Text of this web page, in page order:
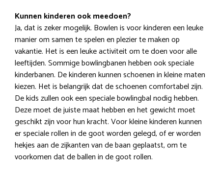
Kunnen kinderen ook meedoen?
Ja, dat is zeker mogelijk. Bowlen is voor kinderen een leuke
manier om samen te spelen en plezier te maken op
vakantie. Het is een leuke activiteit om te doen voor alle
leeftijden. Sommige bowlingbanen hebben ook speciale
kinderbanen. De kinderen kunnen schoenen in kleine maten
kiezen. Het is belangrijk dat de schoenen comfortabel zijn.
De kids zullen ook een speciale bowlingbal nodig hebben.
Deze moet de juiste maat hebben en het gewicht moet
geschikt zijn voor hun kracht. Voor kleine kinderen kunnen
er speciale rollen in de goot worden gelegd, of er worden
hekjes aan de zijkanten van de baan geplaatst, om te
voorkomen dat de ballen in de goot rollen.